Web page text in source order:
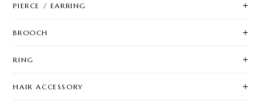
PIERCE / EARRING
BROOCH
RING
HAIR ACCESSORY